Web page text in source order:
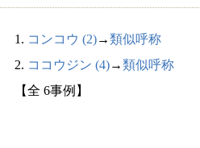
1. コンコウ (2)→類似呼称
2. ココウジン (4)→類似呼称
【全 6事例】